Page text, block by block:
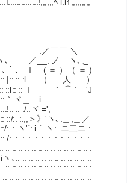
､ , -
／￣￣ ＼ ／/:: ::
ヽ､ ／__,.ノ ヽ､
( ＝ ）（ ＝ ) ｌ-'´:: l:: /::l
:l. （___人___） .|::
｀ ⌒ ´ 'J |:::::::::::Sﾚ‐i::
ヾ＿ i |;;-っ´:: ::
:.ヾ =', /L,／´ヽ::
'ヽ､.＿,＿／:::ゞ ヾ､ ヽ
:. ニ二ニ :.／ :. :. ｖ:.
:. :. :. :. :. :. :. :. :. :. :.
:. :. :. :. :. :. :. :. :. :. v:
:. :. :. :. :. :. :. :. :. :. :.
:: :: :: :: :: :: :: :: :: :: ::
:: :: :: :: :: :: :: :: :: :: ::